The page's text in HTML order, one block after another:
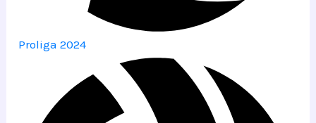
Proliga 2024